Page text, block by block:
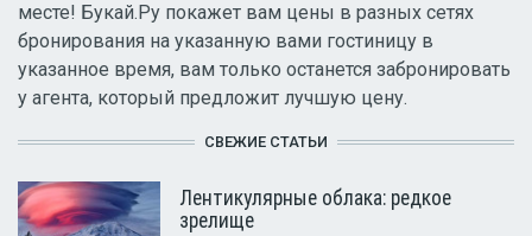
месте! Букай.Ру покажет вам цены в разных сетях
бронирования на указанную вами гостиницу в
указанное время, вам только останется забронировать
у агента, который предложит лучшую цену.
СВЕЖИЕ СТАТЬИ
Лентикулярные облака: редкое
зрелище